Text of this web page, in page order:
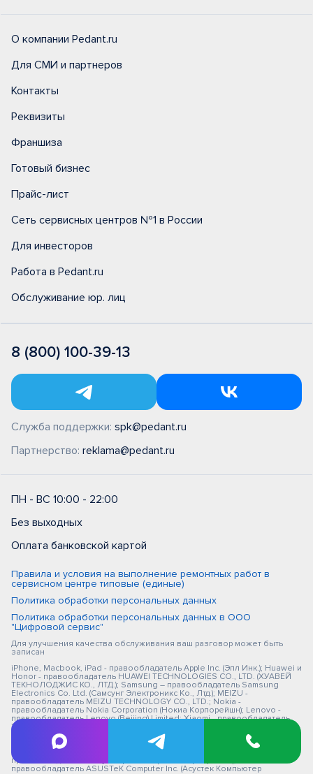
О компании Pedant.ru
Для СМИ и партнеров
Контакты
Реквизиты
Франшиза
Готовый бизнес
Прайс-лист
Сеть сервисных центров №1 в России
Для инвесторов
Работа в Pedant.ru
Обслуживание юр. лиц
8 (800) 100-39-13
Служба поддержки: spk@pedant.ru
Партнерство: reklama@pedant.ru
ПН - ВС 10:00 - 22:00
Без выходных
Оплата банковской картой
Правила и условия на выполнение ремонтных работ в
сервисном центре типовые (единые)
Политика обработки персональных данных
Политика обработки персональных данных в ООО
"Цифровой сервис"
Для улучшения качества обслуживания ваш разговор может быть
записан
iPhone, Macbook, iPad - правообладатель Apple Inc. (Эпл Инк.); Huawei и
Honor - правообладатель HUAWEI TECHNOLOGIES CO., LTD. (ХУАВЕЙ
ТЕКНОЛОДЖИС КО., ЛТД.); Samsung – правообладатель Samsung
Electronics Co. Ltd. (Самсунг Электроникс Ко., Лтд.); MEIZU -
правообладатель MEIZU TECHNOLOGY CO., LTD.; Nokia -
правообладатель Nokia Corporation (Нокиа Корпорейшн); Lenovo -
правообладатель Lenovo (Beijing) Limited; Xiaomi - правообладатель
Xiaomi Inc.; ZTE - правообладатель ZTE Corporation; HTC -
правообладатель HTC CORPORATION (Эйч-Ти-Си КОРПОРЕЙШН); LG -
правообладатель LG Corp. (ЭлДжи Корп.); Philips - правообладатель
Koninklijke Philips N.V. (Конинклийке Филипс Н.В.); Sony -
правообладатель Sony Corporation (Сони Корпорейшн); ASUS -
правообладатель ASUSTeK Computer Inc. (Асустек Компьютер